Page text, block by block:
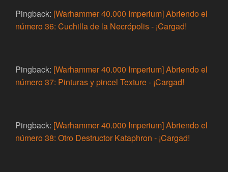
Pingback: [Warhammer 40.000 Imperium] Abriendo el
número 36: Cuchilla de la Necrópolis - ¡Cargad!
Pingback: [Warhammer 40.000 Imperium] Abriendo el
número 37: Pinturas y pincel Texture - ¡Cargad!
Pingback: [Warhammer 40.000 Imperium] Abriendo el
número 38: Otro Destructor Kataphron - ¡Cargad!